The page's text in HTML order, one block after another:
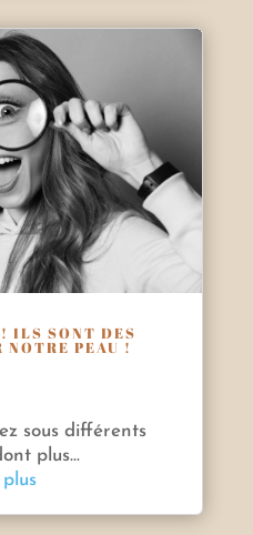
ILS SONT DES
PEAU !
sous différents
plus...
plus